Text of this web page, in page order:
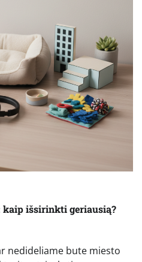
kaip išsirinkti geriausią?
nedideliame bute miesto